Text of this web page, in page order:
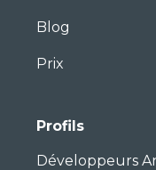
Blog
Prix
Profils
Développeurs